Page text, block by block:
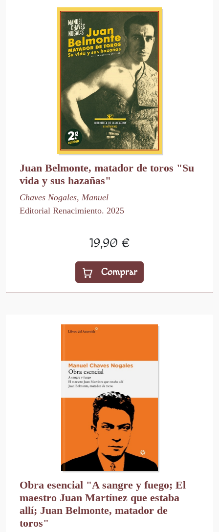
Juan Belmonte, matador de toros "Su
vida y sus hazañas"
Chaves Nogales, Manuel
Editorial Renacimiento. 2025
19,90 €
Comprar
Obra esencial "A sangre y fuego; El
maestro Juan Martínez que estaba
allí; Juan Belmonte, matador de
toros"